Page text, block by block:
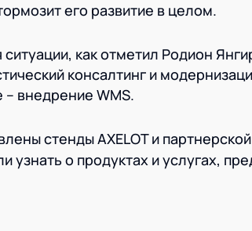
его развитие в целом.
как отметил Родион
консалтинг и
внедрение WMS.
стенды AXELOT и
узнать о продуктах и услугах,